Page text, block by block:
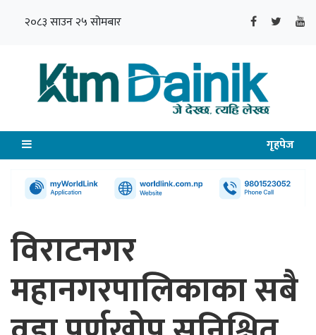
२०८३ साउन २५ सोमबार
गृहपेज
विराटनगर
महानगरपालिकाका सबै